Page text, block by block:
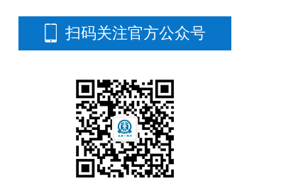
扫码关注官方公众号